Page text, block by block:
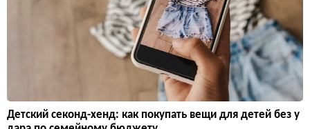
Детский секонд-хенд: как покупать вещи для детей без у